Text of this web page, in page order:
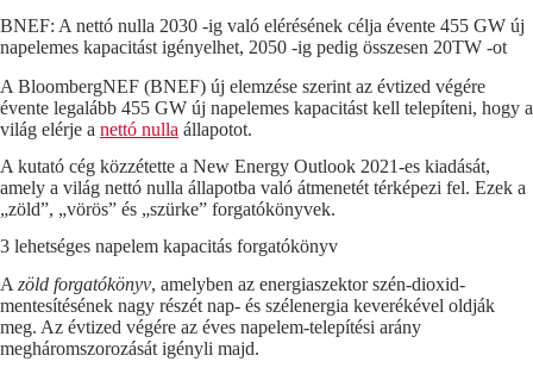
BNEF: A nettó nulla 2030 -ig való elérésének célja évente 455 GW új
napelemes kapacitást igényelhet, 2050 -ig pedig összesen 20TW -ot
A BloombergNEF (BNEF) új elemzése szerint az évtized végére
évente legalább 455 GW új napelemes kapacitást kell telepíteni, hogy a
világ elérje a nettó nulla állapotot.
A kutató cég közzétette a New Energy Outlook 2021-es kiadását,
amely a világ nettó nulla állapotba való átmenetét térképezi fel. Ezek a
„zöld”, „vörös” és „szürke” forgatókönyvek.
3 lehetséges napelem kapacitás forgatókönyv
Azöld forgatókönyv, amelyben az energiaszektor szén-dioxid-
mentesítésének nagy részét nap- és szélenergia keverékével oldják
meg. Az évtized végére az éves napelem-telepítési arány
megháromszorozását igényli majd.